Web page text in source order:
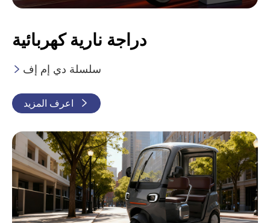
دراجة نارية كهربائية
 سلسلة دي إم إف
